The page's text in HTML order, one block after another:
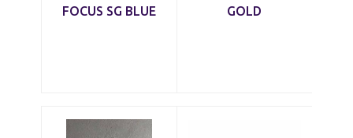
FOCUS SG BLUE
GOLD